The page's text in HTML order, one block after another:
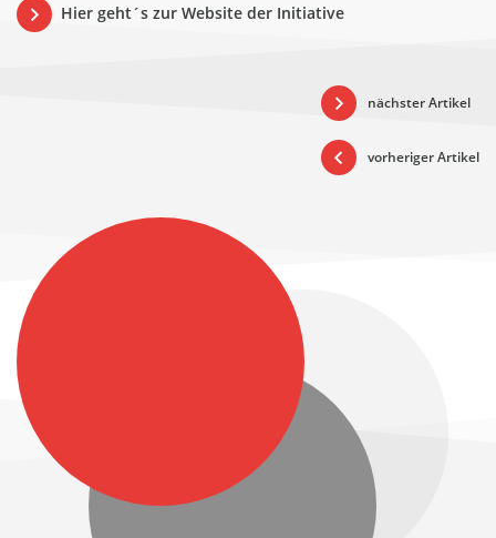
Hier geht´s zur Website der Initiative
nächster Artikel
vorheriger Artikel